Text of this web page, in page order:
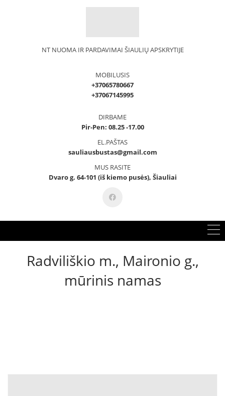
NT NUOMA IR PARDAVIMAI ŠIAULIŲ APSKRYTIJE
MOBILUSIS
+37065780667
+37067145995
DIRBAME
Pir-Pen: 08.25 -17.00
EL.PAŠTAS
sauliausbustas@gmail.com
MUS RASITE
Dvaro g. 64-101 (iš kiemo pusės), Šiauliai
Radviliškio m., Maironio g.,
mūrinis namas